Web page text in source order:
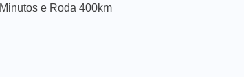
Minutos e Roda 400km